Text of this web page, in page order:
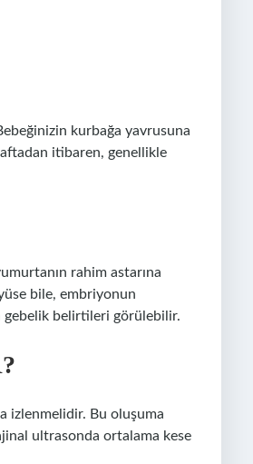
kurbağa yavrusuna
itibaren, genellikle
rahim astarına
bile, embriyonun
gebelik belirtileri görülebilir.
izlenmelidir. Bu oluşuma
ultrasonda ortalama kese